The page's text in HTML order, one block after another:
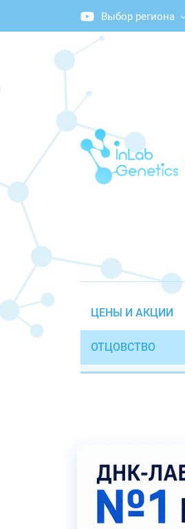
Выбор региона
ЦЕНЫ И АКЦИИ
ОТЦОВСТВО